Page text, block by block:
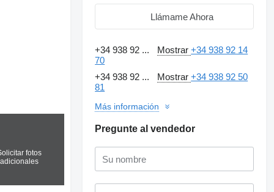
fotos
adicionales
Llámame Ahora
+34 938 92 ... Mostrar+34 938 92 14
70
+34 938 92 ...
Mostrar+34 938 92 50
81
Más información
Pregunte al vendedor